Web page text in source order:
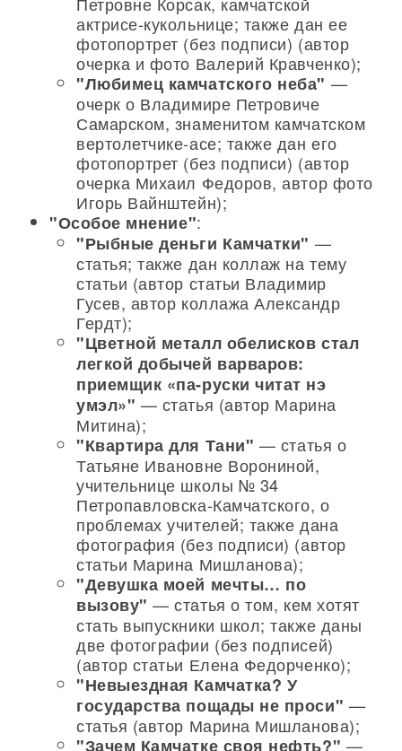
актрисе-кукольнице; также дан ее
фотопортрет (без подписи) (автор
очерка и фото Валерий Кравченко);
"Любимец камчатского неба" —
очерк о Владимире Петровиче
Самарском, знаменитом камчатском
вертолетчике-асе; также дан его
фотопортрет (без подписи) (автор
очерка Михаил Федоров, автор фото
Игорь Вайнштейн);
"Особое мнение":
"Рыбные деньги Камчатки" —
статья; также дан коллаж на тему
статьи (автор статьи Владимир
Гусев, автор коллажа Александр
Гердт);
"Цветной металл обелисков стал
легкой добычей варваров:
приемщик «па-руски читат нэ
умэл»" — статья (автор Марина
Митина);
"Квартира для Тани" — статья о
Татьяне Ивановне Ворониной,
учительнице школы № 34
Петропавловска-Камчатского, о
проблемах учителей; также дана
фотография (без подписи) (автор
статьи Марина Мишланова);
"Девушка моей мечты… по
вызову" — статья о том, кем хотят
стать выпускники школ; также даны
две фотографии (без подписей)
(автор статьи Елена Федорченко);
"Невыездная Камчатка? У
государства пощады не проси" —
статья (автор Марина Мишланова);
"Зачем Камчатке своя нефть?" —